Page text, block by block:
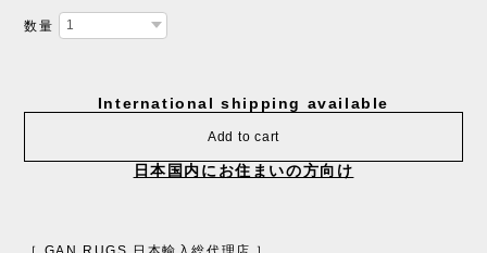
数量
International shipping available
Add to cart
日本国内にお住まいの方向け